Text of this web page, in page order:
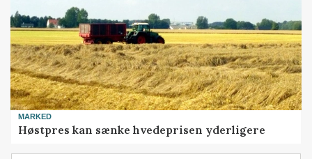
MARKED
Høstpres kan sænke hvedeprisen yderligere